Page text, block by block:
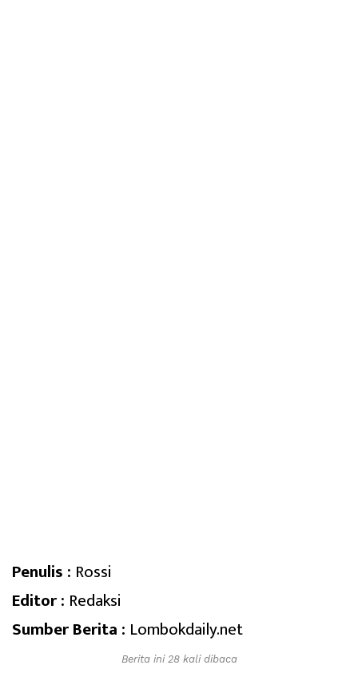
Penulis : Rossi
Editor : Redaksi
Sumber Berita : Lombokdaily.net
Berita ini 28 kali dibaca